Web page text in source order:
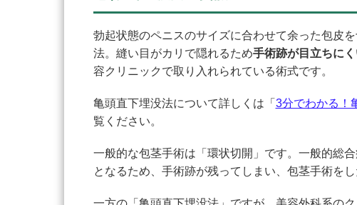
勃起状態のペニスのサイズに合わせて余った包皮
法。縫い目がカリで隠れるため手術跡が目立ちに
容クリニックで取り入れられている術式です。
亀頭直下埋没法について詳しくは「 3分でわかる！
覧ください。
一般的な包茎手術は「環状切開」です。一般的総
となるため、手術跡が残ってしまい、包茎手術をし